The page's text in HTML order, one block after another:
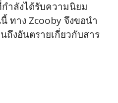
ำลังได้รับความนิยม
ทาง Zcooby จึงขอนำ
ถึงอันตรายเกี่ยวกับสาร